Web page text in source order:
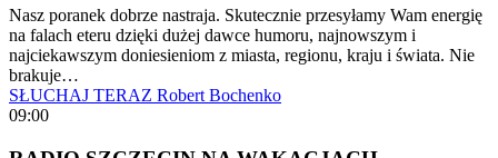
Nasz poranek dobrze nastraja. Skutecznie przesyłamy Wam energię
na falach eteru dzięki dużej dawce humoru, najnowszym i
najciekawszym doniesieniom z miasta, regionu, kraju i świata. Nie
brakuje…
SŁUCHAJ TERAZ Robert Bochenko
09:00